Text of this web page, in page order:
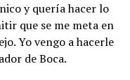
y quería hacer lo
que se me meta en
Yo vengo a hacerle
de Boca.